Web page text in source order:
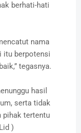
berhati-hati
nama
itu berpotensi
tegasnya.
hasil
serta tidak
pihak tertentu
)